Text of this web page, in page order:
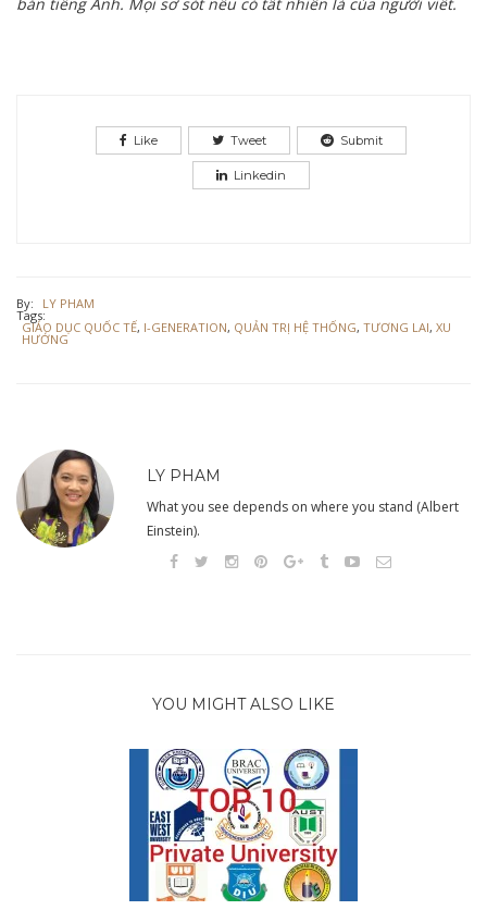
Like Tweet Submit
Linkedin
By: LY PHAM
Tags:
GIÁO DỤC QUỐC TẾ, I-GENERATION, QUẢN TRỊ HỆ THỐNG, TƯƠNG LAI, XU
HƯỚNG
LY PHAM
What you see depends on where you stand (Albert
Einstein).
YOU MIGHT ALSO LIKE